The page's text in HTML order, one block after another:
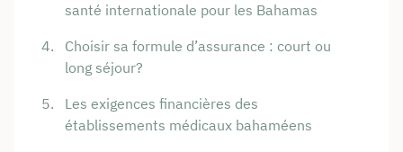
santé internationale pour les Bahamas
Choisir sa formule d’assurance : court ou
long séjour?
Les exigences financières des
établissements médicaux bahaméens